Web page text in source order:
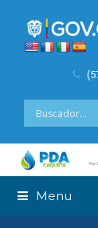
Menu